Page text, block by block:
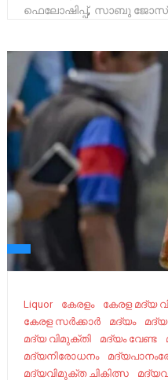
ഫെലോഷിപ്പ്, സാബു ജോസ്
Liquor കേരളം
കേരള മദ്യ
കേരള സർക്കാർ
മദ്യം
മദ്യ വിമുക്തി
മദ്യം വേണ്ട
മദ്യനിരോധനം
മദ്യവിമുക്ത ചികിത്സ